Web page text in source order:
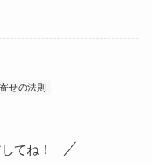
せの法則
てね！